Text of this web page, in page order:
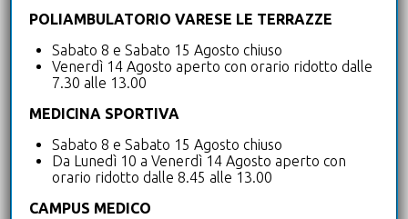
Diagnostica per immagini
Disturbi respiratori del sonno
Ozonoterapia
Ambulatorio di Allergologia
POLIAMBULATORIO VARESE LE TERRAZZE
Sabato 8 e Sabato 15 Agosto chiuso
Venerdì 14 Agosto aperto con orario ridotto dalle
7.30 alle 13.00
MEDICINA SPORTIVA
Sabato 8 e Sabato 15 Agosto chiuso
Da Lunedì 10 a Venerdì 14 Agosto aperto con
orario ridotto dalle 8.45 alle 13.00
CAMPUS MEDICO